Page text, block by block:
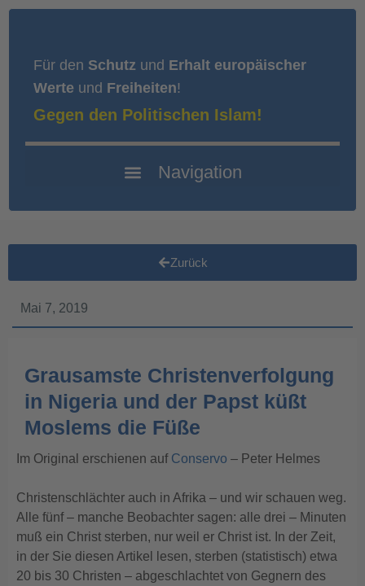
Für den Schutz und Erhalt europäischer
Werte und Freiheiten!
Gegen den Politischen Islam!
Zurück
Mai 7, 2019
Grausamste Christenverfolgung
in Nigeria und der Papst küßt
Moslems die Füße
Im Original erschienen auf Conservo – Peter Helmes
Christenschlächter auch in Afrika – und wir schauen weg.
Alle fünf – manche Beobachter sagen: alle drei – Minuten
muß ein Christ sterben, nur weil er Christ ist. In der Zeit,
in der Sie diesen Artikel lesen, sterben (statistisch) etwa
20 bis 30 Christen – abgeschlachtet von Gegnern des